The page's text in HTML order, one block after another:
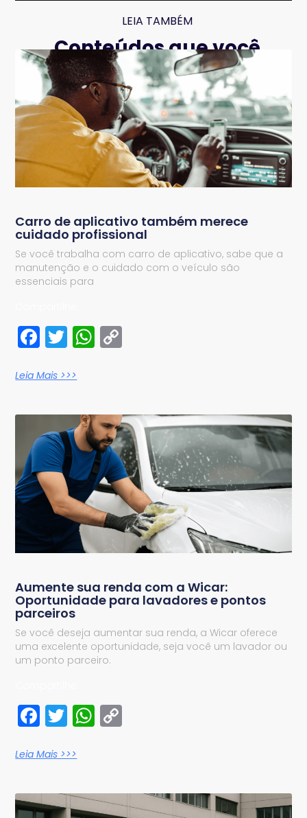
LEIA TAMBÉM
Conteúdos que você
pode gostar
Carro de aplicativo também merece
cuidado profissional
Se você trabalha com carro de aplicativo, sabe que a
manutenção e o cuidado com o veículo são
essenciais para
Facebook
TwitterWhatsApp
Leia Mais >>>
Aumente sua renda com a Wicar:
Oportunidade para lavadores e pontos
parceiros
Se você deseja aumentar sua renda, a Wicar oferece
uma excelente oportunidade, seja você um lavador ou
um ponto parceiro.
Facebook
TwitterWhatsApp
Leia Mais >>>